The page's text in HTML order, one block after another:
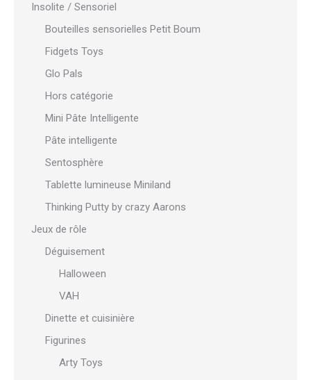
Insolite / Sensoriel
Bouteilles sensorielles Petit Boum
Fidgets Toys
Glo Pals
Hors catégorie
Mini Pâte Intelligente
Pâte intelligente
Sentosphère
Tablette lumineuse Miniland
Thinking Putty by crazy Aarons
Jeux de rôle
Déguisement
Halloween
VAH
Dinette et cuisinière
Figurines
Arty Toys